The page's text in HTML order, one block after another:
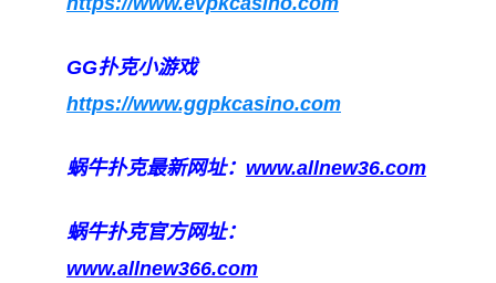
GG扑克小游戏
https://www.ggpkcasino.com
蜗牛扑克最新网址： www.allnew36.com
蜗牛扑克官方网址：
www.allnew366.com